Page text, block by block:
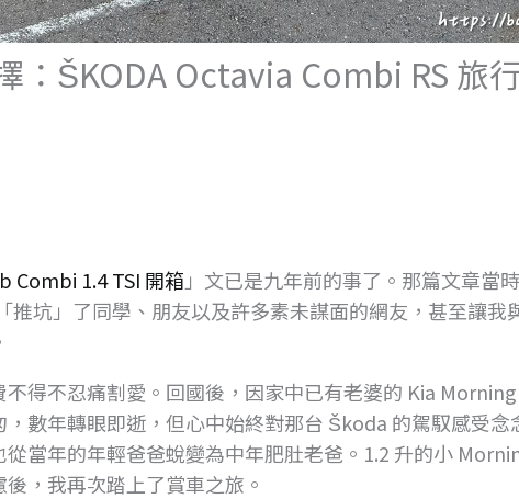
：ŠKODA Octavia Combi RS 旅
Combi 1.4 TSI 開箱 」文已是九年前的事了。那篇文章當
推坑」了同學、朋友以及許多素未謀面的網友，甚至讓我
得不忍痛割愛。回國後，因家中已有老婆的 Kia
數年轉眼即逝，但心中始終對那台 Škoda 的駕馭感受念
當年的年輕爸爸蛻變為中年肥肚老爸。1.2 升的小
，我再次踏上了賞車之旅。